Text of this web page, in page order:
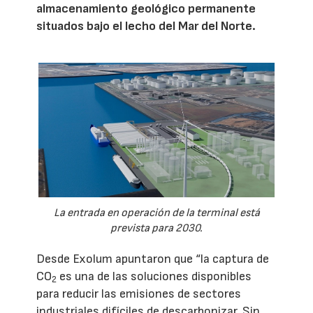
almacenamiento geológico permanente
situados bajo el lecho del Mar del Norte.
La entrada en operación de la terminal está
prevista para 2030.
Desde Exolum apuntaron que “la captura de
CO2 es una de las soluciones disponibles
para reducir las emisiones de sectores